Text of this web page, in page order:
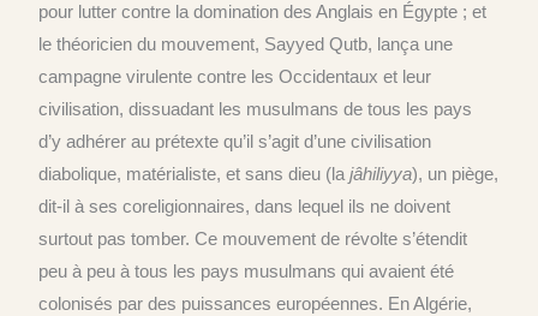
pour lutter contre la domination des Anglais en Égypte ; et
le théoricien du mouvement, Sayyed Qutb, lança une
campagne virulente contre les Occidentaux et leur
civilisation, dissuadant les musulmans de tous les pays
d’y adhérer au prétexte qu’il s’agit d’une civilisation
diabolique, matérialiste, et sans dieu (lajâhiliyya), un piège,
dit-il à ses coreligionnaires, dans lequel ils ne doivent
surtout pas tomber. Ce mouvement de révolte s’étendit
peu à peu à tous les pays musulmans qui avaient été
colonisés par des puissances européennes. En Algérie,